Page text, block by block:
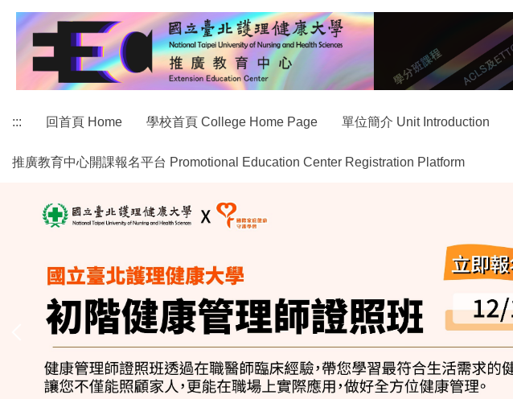
跳
到
內
區
::: 回首頁 Home 學校首頁 College Home Page 單位簡介 Unit Introduction
推廣教育中心開課報名平台 Promotional Education Center Registration Platform